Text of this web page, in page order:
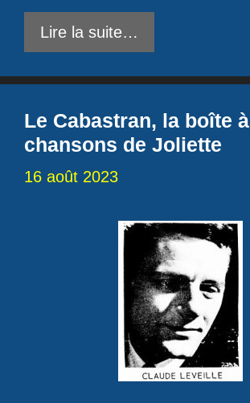
Lire la suite…
Le Cabastran, la boîte à
chansons de Joliette
16 août 2023